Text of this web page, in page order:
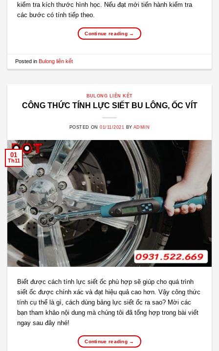
kiểm tra kích thước hình học. Nếu đạt mới tiến hành kiểm tra
các bước có tính tiếp theo.
Continue reading →
Posted in Bulong liên kết
BULONG LIÊN KẾT
CÔNG THỨC TÍNH LỰC SIẾT BU LÔNG, ỐC VÍT
POSTED ON01/11/2021 BY ADMIN
01
Th11
Biết được cách tính lực siết ốc phù hợp sẽ giúp cho quá trình
siết ốc được chính xác và đạt hiệu quả cao hơn. Vậy công thức
tính cụ thể là gì, cách dùng bảng lực siết ốc ra sao? Mời các
bạn tham khảo nội dung mà chúng tôi đã tổng hợp trong bài viết
ngay sau đây nhé!
Continue reading →